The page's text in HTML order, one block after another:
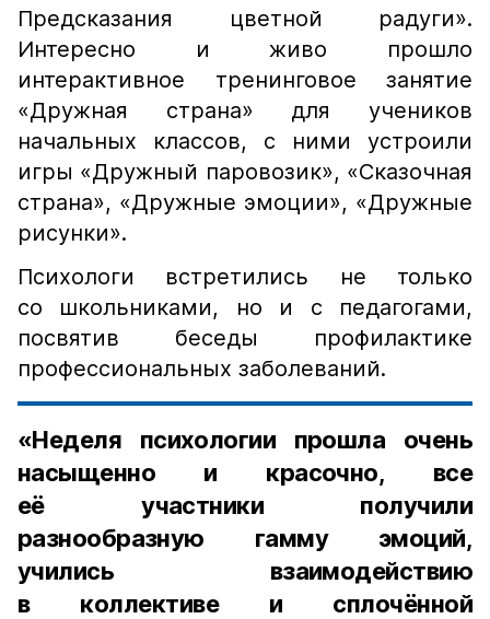
Предсказания цветной радуги».
Интересно и живо прошло
интерактивное тренинговое занятие
«Дружная страна» для учеников
начальных классов, с ними устроили
игры «Дружный паровозик», «Сказочная
страна», «Дружные эмоции», «Дружные
рисунки».
Психологи встретились не только
со школьниками, но и с педагогами,
посвятив беседы профилактике
профессиональных заболеваний.
«Неделя психологии прошла очень
насыщенно и красочно, все
её участники получили
разнообразную гамму эмоций,
учились взаимодействию
в коллективе и сплочённой